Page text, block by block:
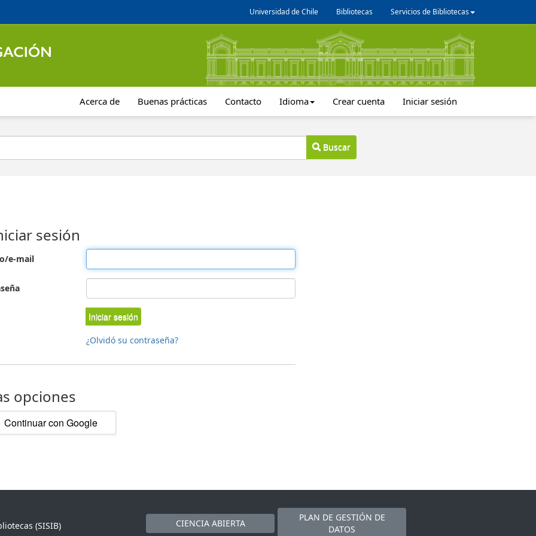
Universidad de Chile Bibliotecas Servicios de Bibliotecas
Acerca de Buenas prácticas Contacto Idioma Crear cuenta Iniciar sesión
Buscar
sesión
e-mail
Iniciar sesión
¿Olvidó su contraseña?
opciones
Continuar con Google
(SISIB)
CIENCIA ABIERTA
PLAN DE GESTIÓN DE
DATOS